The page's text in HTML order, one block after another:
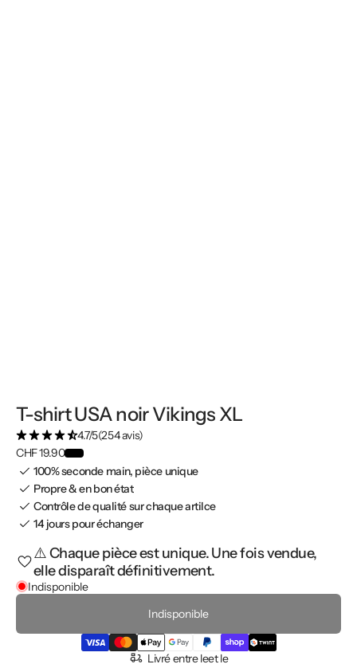
T-shirt USA noir Vikings XL
4.7/5(254 avis)
CHF 19.90
100% seconde main, pièce unique
Propre & en bon état
Contrôle de qualité sur chaque artilce
14 jours pour échanger
⚠️ Chaque pièce est unique. Une fois vendue,
elle disparaît définitivement.
Indisponible
Indisponible
Livré entre leet le